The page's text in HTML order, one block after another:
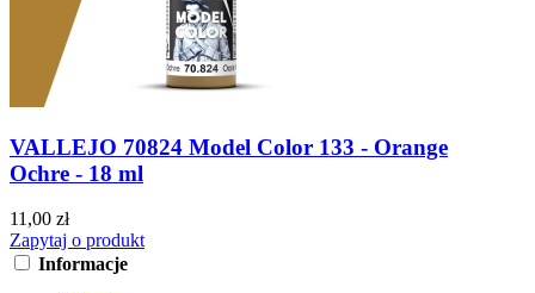
VALLEJO 70824 Model Color 133 - Orange
Ochre - 18 ml
11,00 zł
Zapytaj o produkt
Informacje